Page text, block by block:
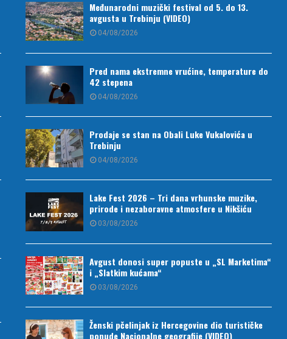
Međunarodni muzički festival od 5. do 13.
avgusta u Trebinju (VIDEO)
04/08/2026
Pred nama ekstremne vrućine, temperature do
42 stepena
04/08/2026
Prodaje se stan na Obali Luke Vukalovića u
Trebinju
04/08/2026
Lake Fest 2026 – Tri dana vrhunske muzike,
prirode i nezaboravne atmosfere u Nikšiću
03/08/2026
Avgust donosi super popuste u „SL Marketima“
i „Slatkim kućama“
03/08/2026
Ženski pčelinjak iz Hercegovine dio turističke
ponude Nacionalne geografije (VIDEO)